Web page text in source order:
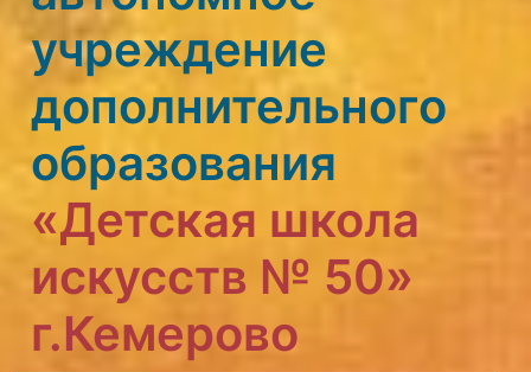
учреждение
дополнительного
образования
«Детская школа
искусств № 50»
г.Кемерово